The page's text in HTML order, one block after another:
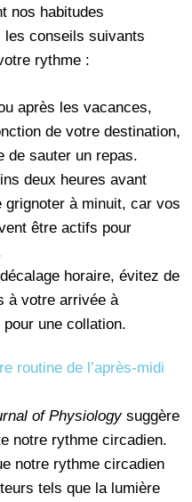
nos habitudes
les conseils suivants
rythme :
après les vacances,
de votre destination,
de sauter un repas.
deux heures avant
grignoter à minuit, car vos
être actifs pour
horaire, évitez de
à votre arrivée à
une collation.
routine de l’après-midi
of Physiologysuggère
notre rythme circadien.
notre rythme circadien
tels que la lumière